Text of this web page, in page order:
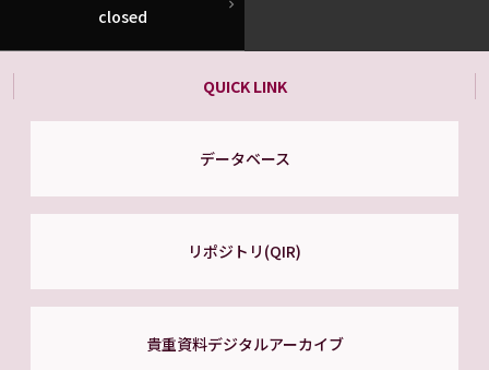
closed
QUICK LINK
データベース
リポジトリ(QIR)
貴重資料デジタルアーカイブ